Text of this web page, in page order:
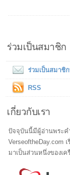
ร่วมเป็นสมาชิก
ร่วมเป็นสมาชิ
RSS
เกี่ยวกับเรา
ปัจจุบันนี้มีผู้อ่านพระค
VerseoftheDay.com
มาเป็นส่วนหนึ่งของเ